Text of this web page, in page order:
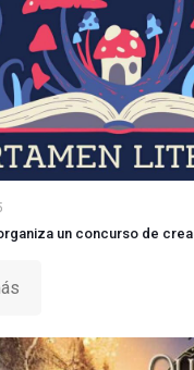
un concurso de